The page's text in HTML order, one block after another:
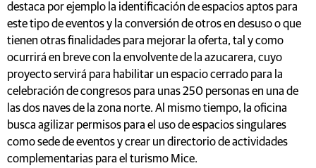
destaca por ejemplo la identificación de espacios aptos para
este tipo de eventos y la conversión de otros en desuso o que
tienen otras finalidades para mejorar la oferta, tal y como
ocurrirá en breve con la envolvente de la azucarera, cuyo
proyecto servirá para habilitar un espacio cerrado para la
celebración de congresos para unas 250 personas en una de
las dos naves de la zona norte. Al mismo tiempo, la oficina
busca agilizar permisos para el uso de espacios singulares
como sede de eventos y crear un directorio de actividades
complementarias para el turismo Mice.